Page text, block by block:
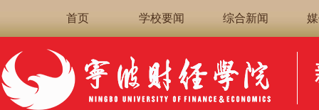
首页 学校要闻 综合新闻